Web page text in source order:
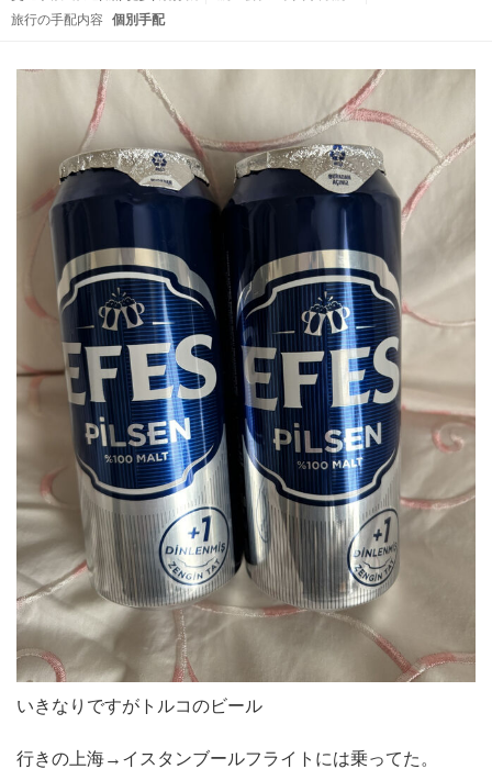
旅行の手配内容
個別手配
いきなりですがトルコのビール
行きの上海→イスタンブールフライトには乗ってた。